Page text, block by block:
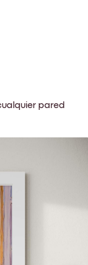
pared